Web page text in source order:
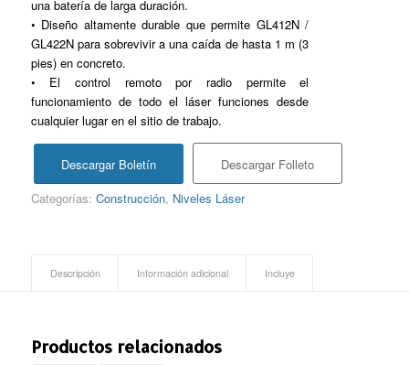
una batería de larga duración.
• Diseño altamente durable que permite GL412N /
GL422N para sobrevivir a una caída de hasta 1 m (3
pies) en concreto.
• El control remoto por radio permite el
funcionamiento de todo el láser funciones desde
cualquier lugar en el sitio de trabajo.
Descargar Boletín
Descargar Folleto
Categorías: Construcción, Niveles Láser
Descripción Información adicional Incluye
Productos relacionados